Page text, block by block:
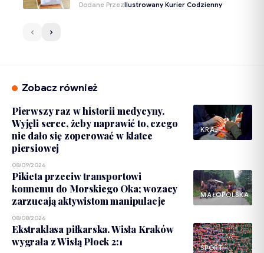
Dodane PrzezIlustrowany Kurier Codzienny
Zobacz również
KRAJ
Pierwszy raz w historii medycyny.
Wyjęli serce, żeby naprawić to, czego
nie dało się zoperować w klatce
piersiowej
08/09/2026
MAŁOPOLSKA
Pikieta przeciw transportowi
konnemu do Morskiego Oka; wozacy
zarzucają aktywistom manipulacje
08/08/2026
SPORT
Ekstraklasa piłkarska. Wisła Kraków
wygrała z Wisłą Płock 2:1